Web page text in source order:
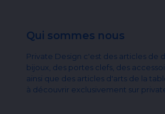
Qui sommes nous
Private Design c'est des articles de
bijoux, des portes clefs, des
ainsi que des articles d'arts de la
à découvrir exclusivement sur